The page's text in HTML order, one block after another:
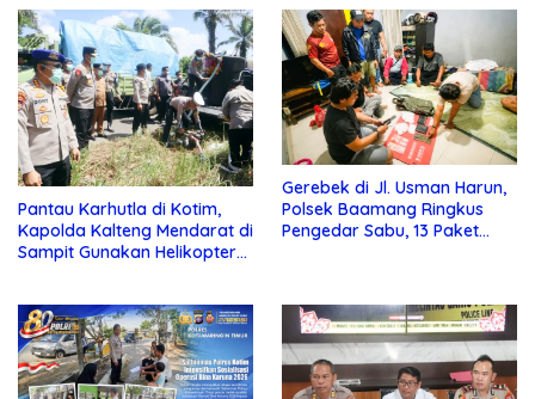
Pantau Karhutla di Kotim,
Kapolda Kalteng Mendarat di
Sampit Gunakan Helikopter
Gerebek di Jl. Usman Harun,
Polsek Baamang Ringkus
Pengedar Sabu, 13 Paket